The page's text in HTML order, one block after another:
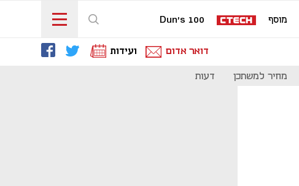
מוסף Dun's 100
דואר אדום ועידות
מחיר למשתכן דעות